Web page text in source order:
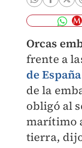
Orcas
frente a
de España
de la
obligó al
marítimo
tierra,